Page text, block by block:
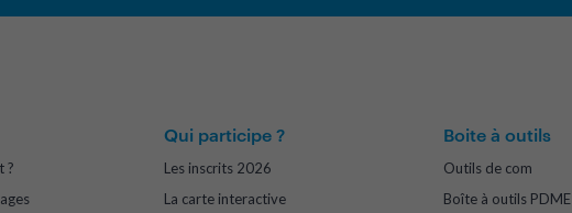
?
Qui participe ?
Les inscrits 2026
La carte interactive
Boite à outils
Outils de com
Boîte à outils PDME